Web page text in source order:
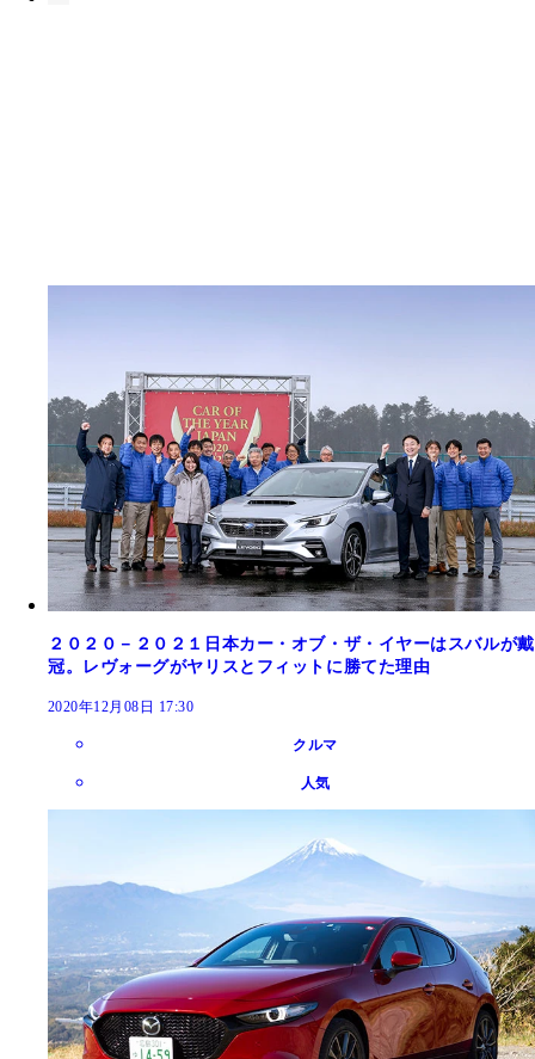
２０２０－２０２１日本カー・オブ・ザ・イヤーはスバルが戴
冠。レヴォーグがヤリスとフィットに勝てた理由
2020年12月08日 17:30
クルマ
人気